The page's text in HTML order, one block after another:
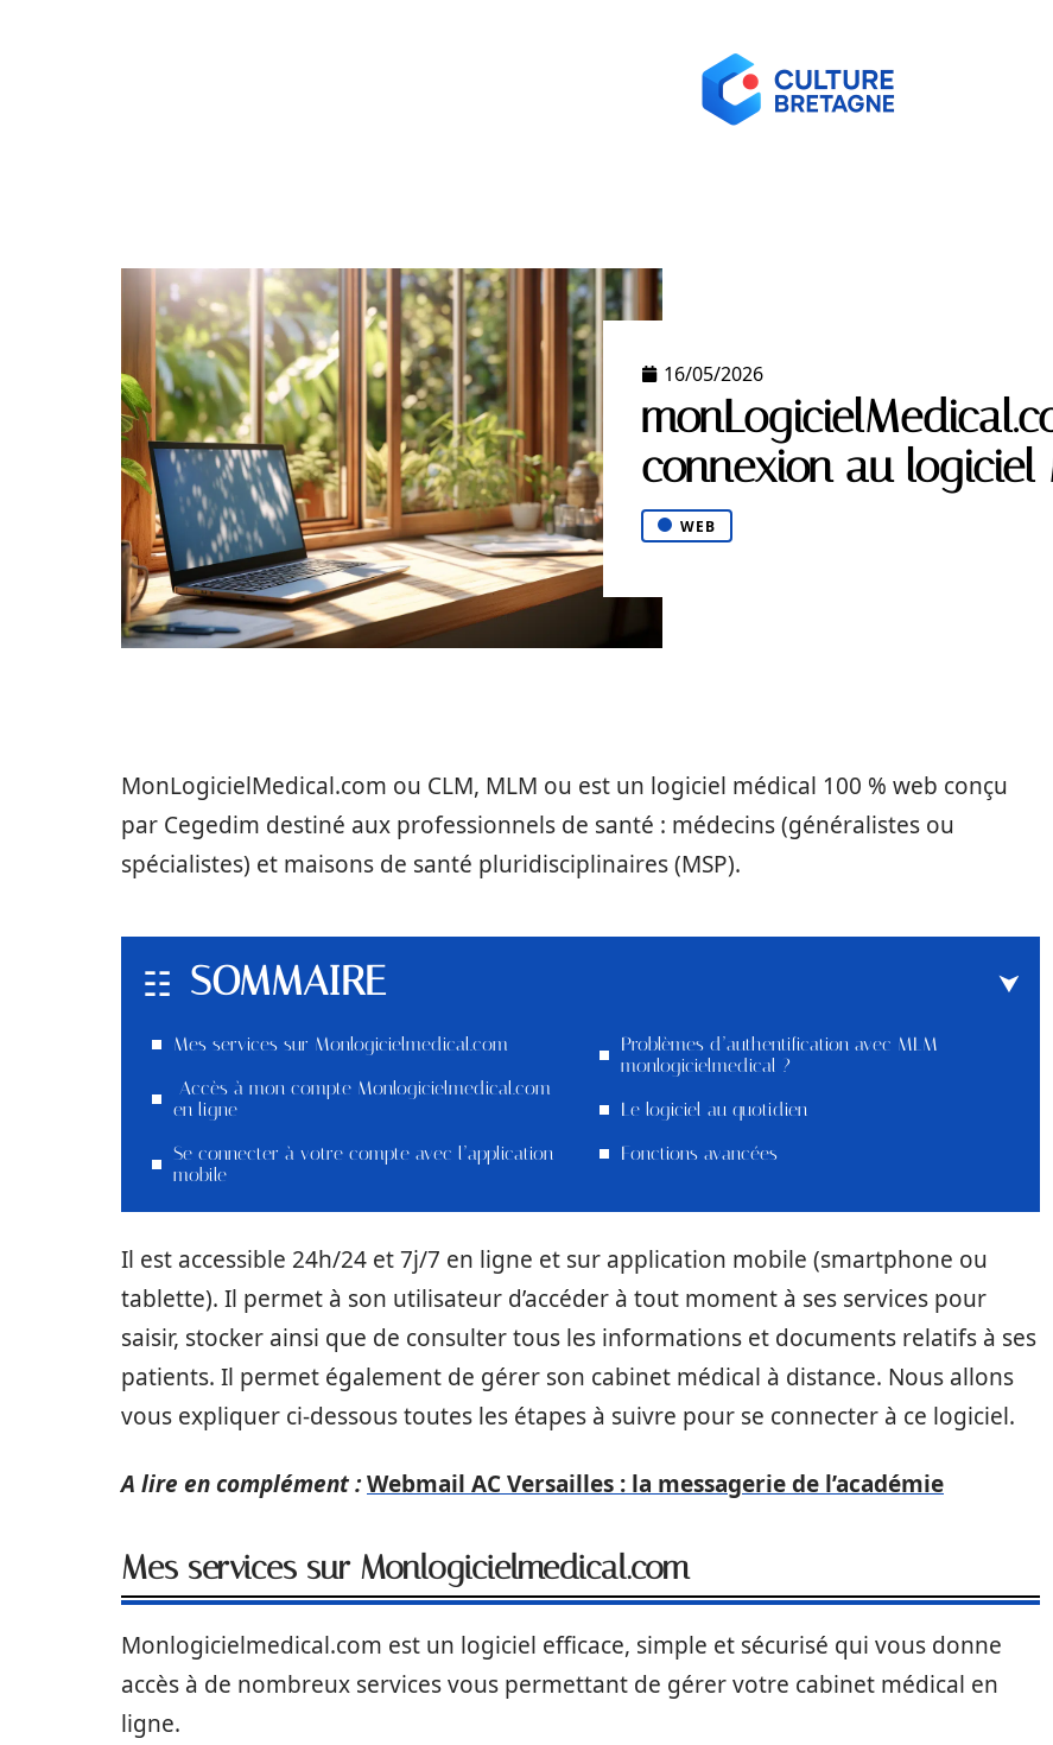
16/05/2026
connexion au logiciel
WEB
MonLogicielMedical.com ou CLM, MLM ou est un logiciel médical 100 % web conçu
par Cegedim destiné aux professionnels de santé : médecins (généralistes ou
spécialistes) et maisons de santé pluridisciplinaires (MSP).
SOMMAIRE
Mes services sur Monlogicielmedical.com
Accès à mon compte Monlogicielmedical.com
en ligne
Se connecter à votre compte avec l’application
mobile
Problèmes d’authentification avec MLM
monlogicielmedical ?
Le logiciel au quotidien
Fonctions avancées
Il est accessible 24h/24 et 7j/7 en ligne et sur application mobile (smartphone ou
tablette). Il permet à son utilisateur d’accéder à tout moment à ses services pour
saisir, stocker ainsi que de consulter tous les informations et documents relatifs à ses
patients. Il permet également de gérer son cabinet médical à distance. Nous allons
vous expliquer ci-dessous toutes les étapes à suivre pour se connecter à ce logiciel.
A lire en complément :Webmail AC Versailles : la messagerie de l’académie
Mes services sur Monlogicielmedical.com
Monlogicielmedical.com est un logiciel efficace, simple et sécurisé qui vous donne
accès à de nombreux services vous permettant de gérer votre cabinet médical en
ligne.